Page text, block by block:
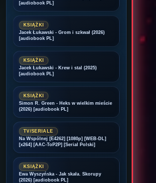
[audiobook PL]
KSIĄŻKI
Jacek Łukawski - Grom i szkwał (2026)
[audiobook PL]
KSIĄŻKI
Jacek Łukawski - Krew i stal (2025)
[audiobook PL]
KSIĄŻKI
Simon R. Green - Heks w wielkim mieście
(2026) [audiobook PL]
TV/SERIALE
Na Wspólnej [E4262] [1080p] [WEB-DL]
[x264] [AAC-ToP2P] [Serial Polski]
KSIĄŻKI
Ewa Wyszyńska - Jak skała. Skorupy
(2026) [audiobook PL]